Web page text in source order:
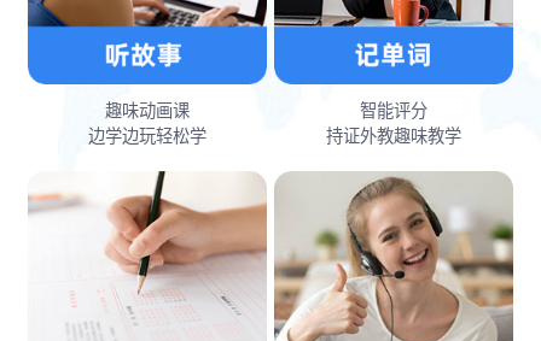
趣味动画课
边学边玩轻松学
智能评分
持证外教趣味教学